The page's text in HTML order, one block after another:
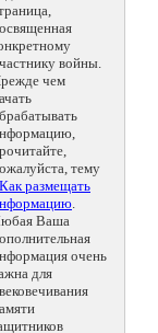
войны.
чем
тему
Как размещать
.
Ваша
очень
для